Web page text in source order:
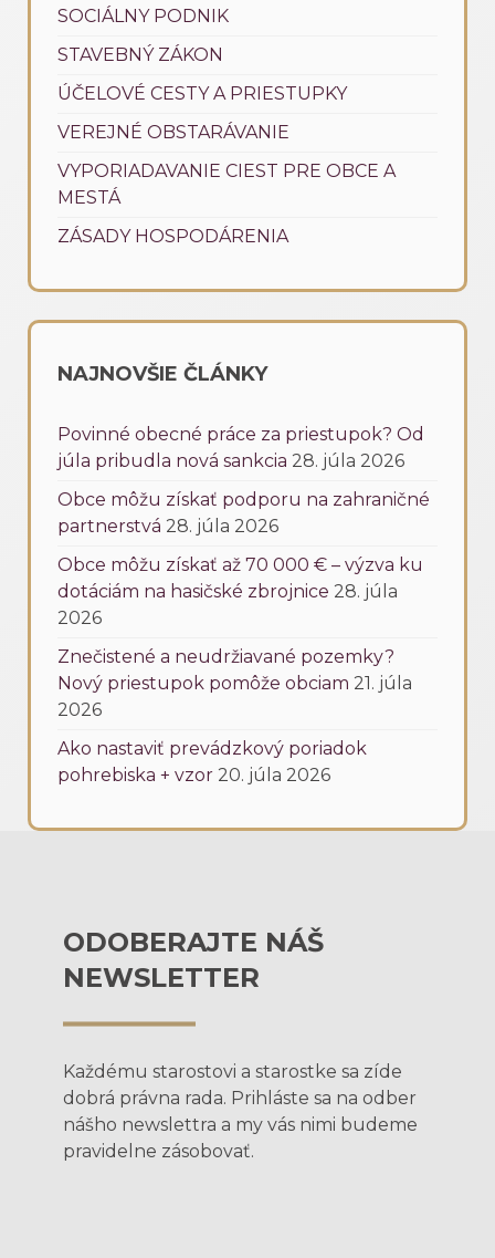
SOCIÁLNY PODNIK
STAVEBNÝ ZÁKON
ÚČELOVÉ CESTY A PRIESTUPKY
VEREJNÉ OBSTARÁVANIE
VYPORIADAVANIE CIEST PRE OBCE A
MESTÁ
ZÁSADY HOSPODÁRENIA
NAJNOVŠIE ČLÁNKY
Povinné obecné práce za priestupok? Od
júla pribudla nová sankcia 28. júla 2026
Obce môžu získať podporu na zahraničné
partnerstvá 28. júla 2026
Obce môžu získať až 70 000 € – výzva ku
dotáciám na hasičské zbrojnice 28. júla
2026
Znečistené a neudržiavané pozemky?
Nový priestupok pomôže obciam 21. júla
2026
Ako nastaviť prevádzkový poriadok
pohrebiska + vzor 20. júla 2026
ODOBERAJTE NÁŠ
NEWSLETTER
Každému starostovi a starostke sa zíde
dobrá právna rada. Prihláste sa na odber
nášho newslettra a my vás nimi budeme
pravidelne zásobovať.